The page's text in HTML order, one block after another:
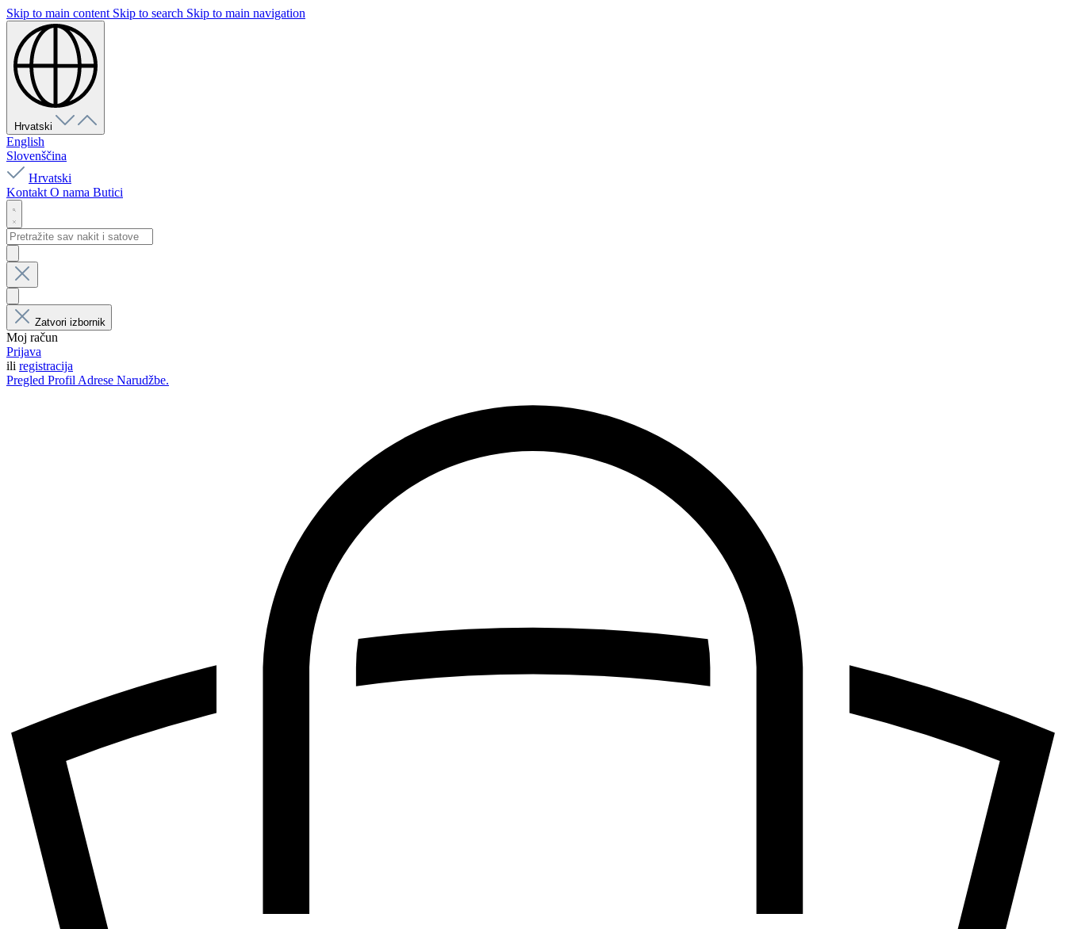
Skip to main content Skip to search Skip to main navigation
Hrvatski
English
Slovenščina
Hrvatski
Kontakt O nama Butici
Zatvori izbornik
Moj račun
Prijava
ili registracija
Pregled Profil Adrese Narudžbe.